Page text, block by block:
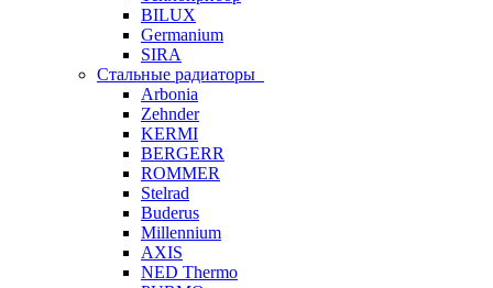
BILUX
Germanium
SIRA
Стальные радиаторы
Arbonia
Zehnder
KERMI
BERGERR
ROMMER
Stelrad
Buderus
Millennium
AXIS
NED Thermo